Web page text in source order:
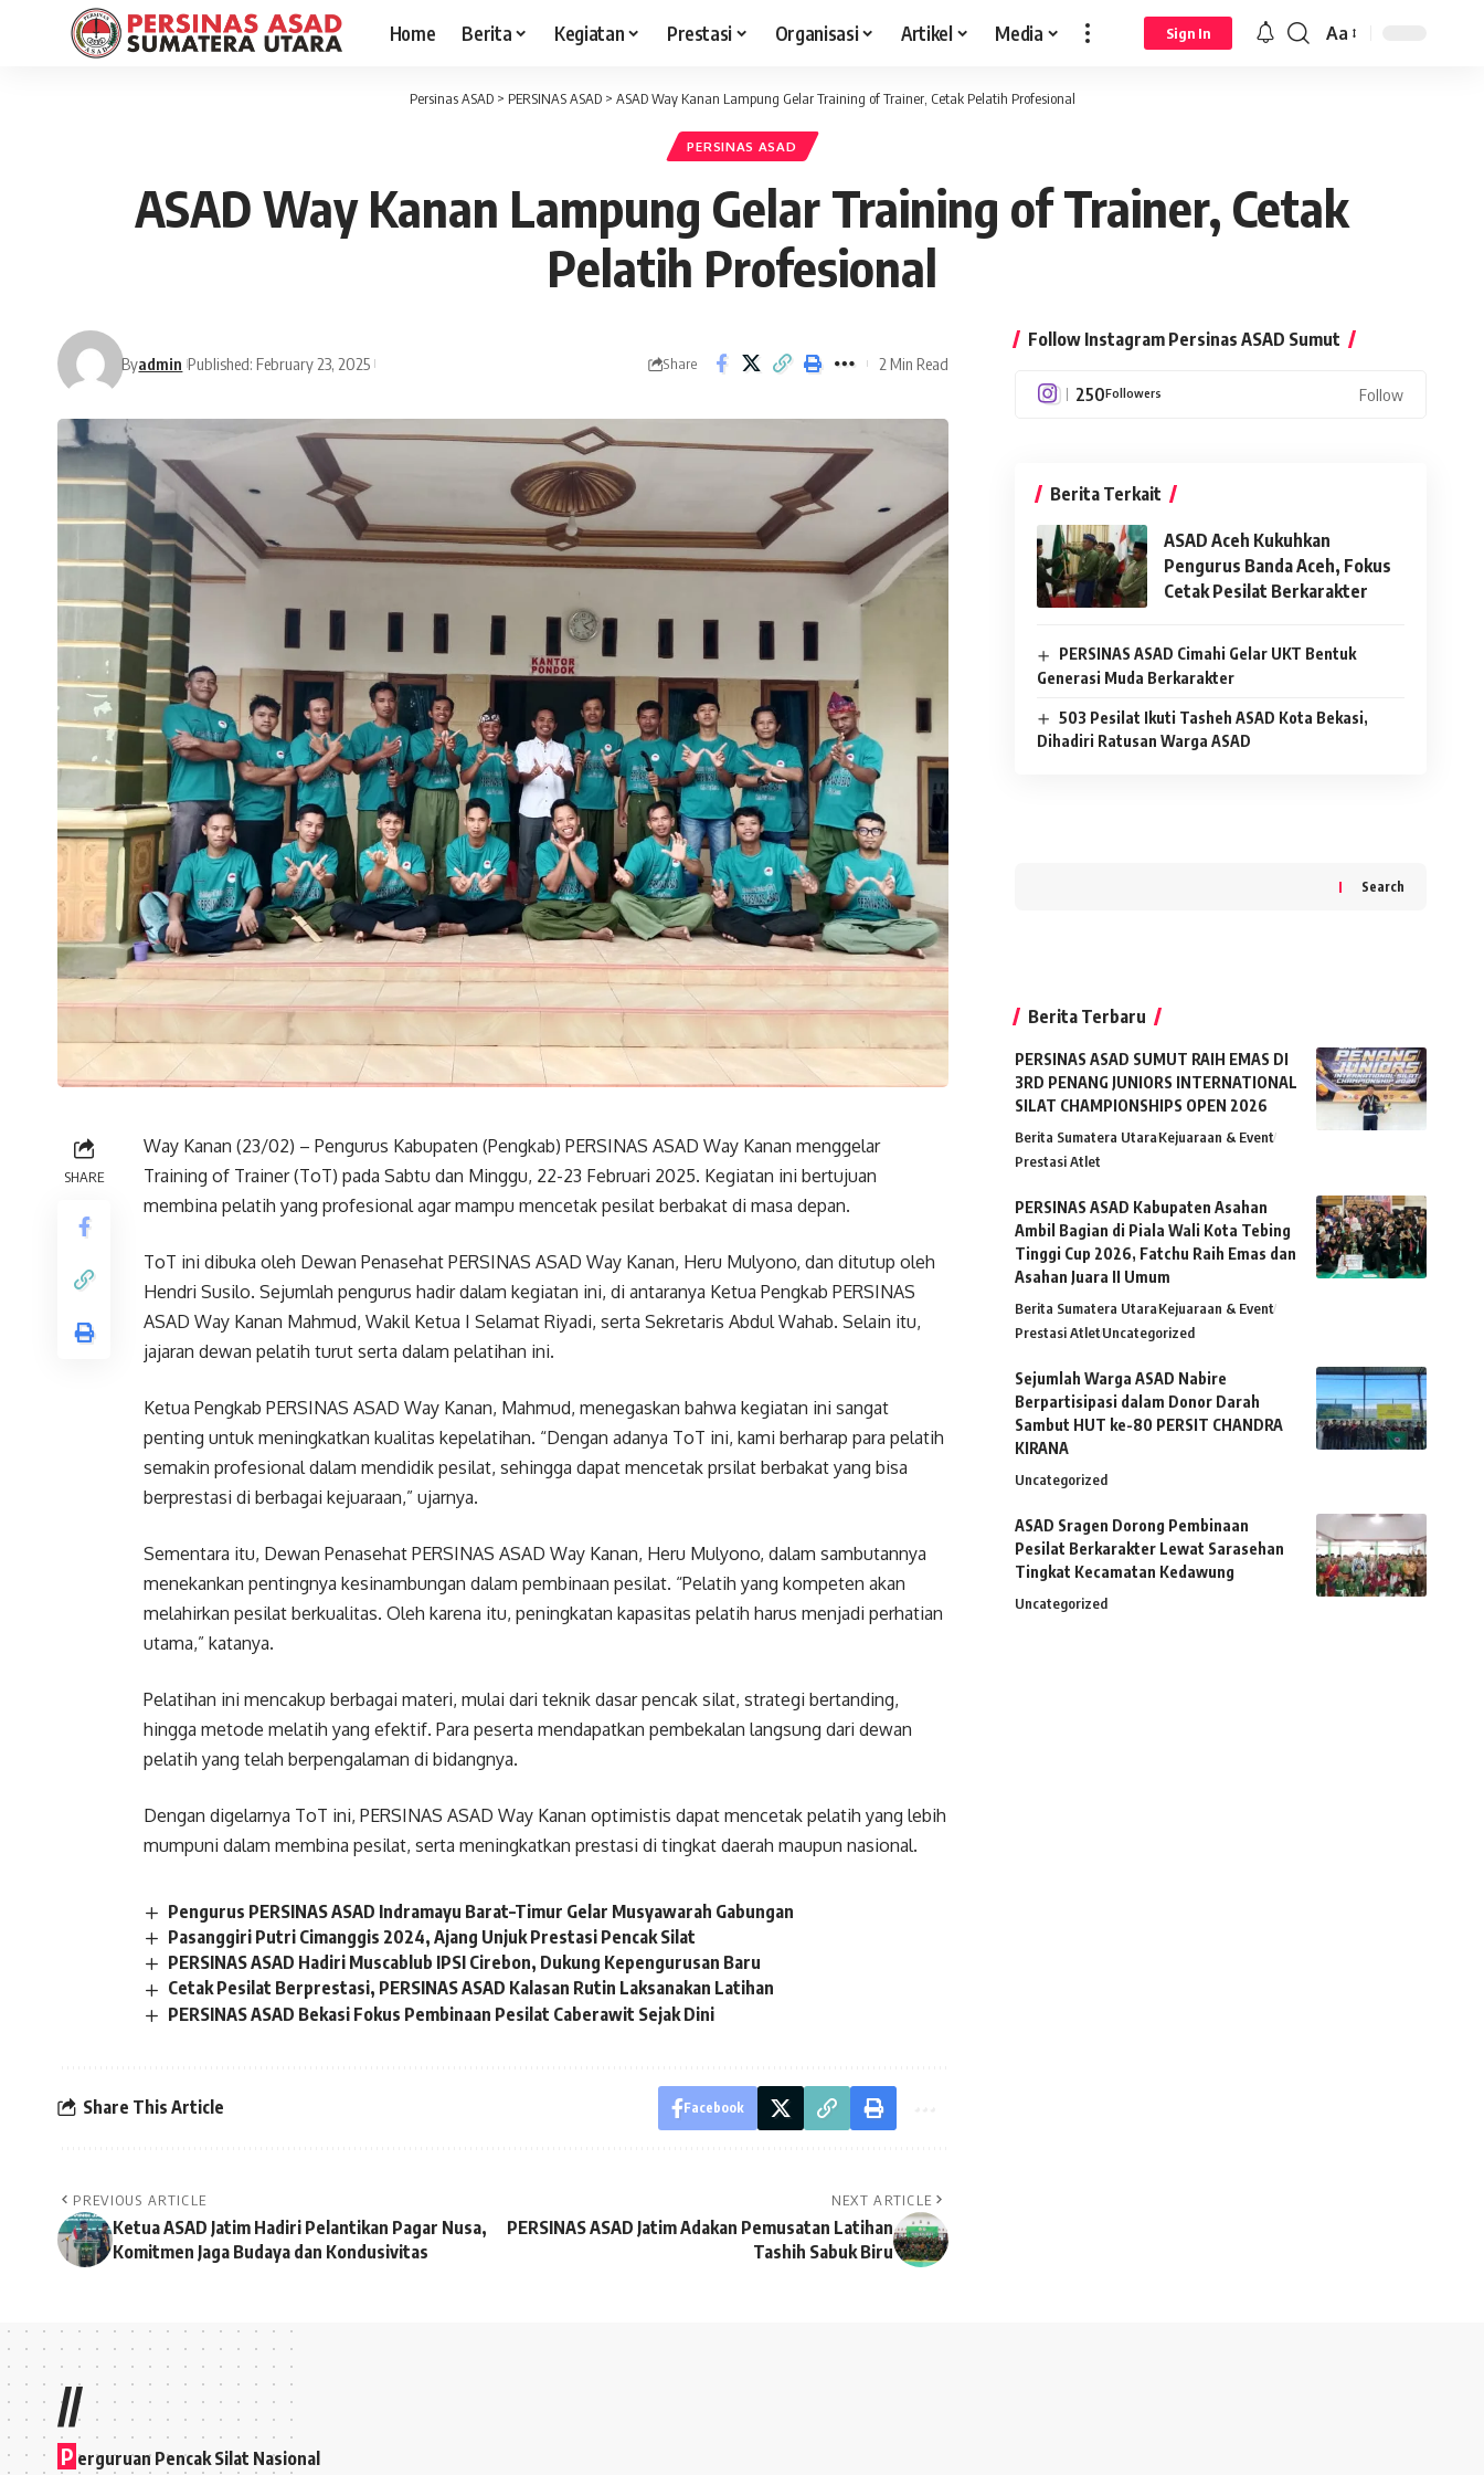
Home Berita Kegiatan Prestasi Organisasi Artikel Media Sign In
Font
Aa
Persinas ASAD> PERSINAS ASAD> ASAD Way Kanan Lampung Gelar Training of Trainer, Cetak Pelatih Profesional
PERSINAS ASAD
ASAD Way Kanan Lampung Gelar Training of Trainer, Cetak
Pelatih Profesional
Byadmin Published: February 23, 2025 Share 2 Min Read
SHARE
Way Kanan (23/02) – Pengurus Kabupaten (Pengkab) PERSINAS ASAD Way Kanan menggelar
Training of Trainer (ToT) pada Sabtu dan Minggu, 22-23 Februari 2025. Kegiatan ini bertujuan
membina pelatih yang profesional agar mampu mencetak pesilat berbakat di masa depan.
ToT ini dibuka oleh Dewan Penasehat PERSINAS ASAD Way Kanan, Heru Mulyono, dan ditutup oleh
Hendri Susilo. Sejumlah pengurus hadir dalam kegiatan ini, di antaranya Ketua Pengkab PERSINAS
ASAD Way Kanan Mahmud, Wakil Ketua I Selamat Riyadi, serta Sekretaris Abdul Wahab. Selain itu,
jajaran dewan pelatih turut serta dalam pelatihan ini.
Ketua Pengkab PERSINAS ASAD Way Kanan, Mahmud, menegaskan bahwa kegiatan ini sangat
penting untuk meningkatkan kualitas kepelatihan. “Dengan adanya ToT ini, kami berharap para pelatih
semakin profesional dalam mendidik pesilat, sehingga dapat mencetak prsilat berbakat yang bisa
berprestasi di berbagai kejuaraan,” ujarnya.
Sementara itu, Dewan Penasehat PERSINAS ASAD Way Kanan, Heru Mulyono, dalam sambutannya
menekankan pentingnya kesinambungan dalam pembinaan pesilat. “Pelatih yang kompeten akan
melahirkan pesilat berkualitas. Oleh karena itu, peningkatan kapasitas pelatih harus menjadi perhatian
utama,” katanya.
Pelatihan ini mencakup berbagai materi, mulai dari teknik dasar pencak silat, strategi bertanding,
hingga metode melatih yang efektif. Para peserta mendapatkan pembekalan langsung dari dewan
pelatih yang telah berpengalaman di bidangnya.
Dengan digelarnya ToT ini, PERSINAS ASAD Way Kanan optimistis dapat mencetak pelatih yang lebih
mumpuni dalam membina pesilat, serta meningkatkan prestasi di tingkat daerah maupun nasional.
Pengurus PERSINAS ASAD Indramayu Barat–Timur Gelar Musyawarah Gabungan
Pasanggiri Putri Cimanggis 2024, Ajang Unjuk Prestasi Pencak Silat
PERSINAS ASAD Hadiri Muscablub IPSI Cirebon, Dukung Kepengurusan Baru
Cetak Pesilat Berprestasi, PERSINAS ASAD Kalasan Rutin Laksanakan Latihan
PERSINAS ASAD Bekasi Fokus Pembinaan Pesilat Caberawit Sejak Dini
Share This Article Facebook
PREVIOUS ARTICLE
Ketua ASAD Jatim Hadiri Pelantikan Pagar Nusa,
Komitmen Jaga Budaya dan Kondusivitas
NEXT ARTICLE
PERSINAS ASAD Jatim Adakan Pemusatan Latihan
Tashih Sabuk Biru
Follow Instagram Persinas ASAD Sumut
250Followers Follow
Berita Terkait
ASAD Aceh Kukuhkan
Pengurus Banda Aceh, Fokus
Cetak Pesilat Berkarakter
PERSINAS ASAD Cimahi Gelar UKT Bentuk
Generasi Muda Berkarakter
503 Pesilat Ikuti Tasheh ASAD Kota Bekasi,
Dihadiri Ratusan Warga ASAD
Search
Berita Terbaru
PERSINAS ASAD SUMUT RAIH EMAS DI
3RD PENANG JUNIORS INTERNATIONAL
SILAT CHAMPIONSHIPS OPEN 2026
Berita Sumatera UtaraKejuaraan & Event
Prestasi Atlet
PERSINAS ASAD Kabupaten Asahan
Ambil Bagian di Piala Wali Kota Tebing
Tinggi Cup 2026, Fatchu Raih Emas dan
Asahan Juara II Umum
Berita Sumatera UtaraKejuaraan & Event
Prestasi AtletUncategorized
Sejumlah Warga ASAD Nabire
Berpartisipasi dalam Donor Darah
Sambut HUT ke-80 PERSIT CHANDRA
KIRANA
Uncategorized
ASAD Sragen Dorong Pembinaan
Pesilat Berkarakter Lewat Sarasehan
Tingkat Kecamatan Kedawung
Uncategorized
//
P erguruan Pencak Silat Nasional